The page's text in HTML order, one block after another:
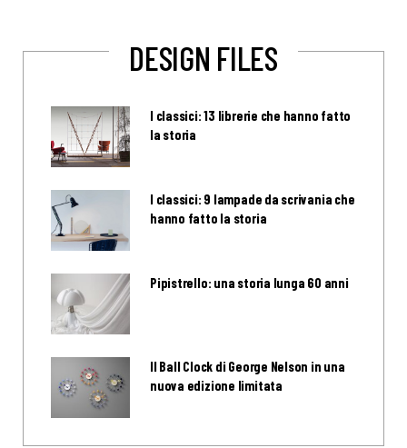
DESIGN FILES
I classici: 13 librerie che hanno fatto
la storia
I classici: 9 lampade da scrivania che
hanno fatto la storia
Pipistrello: una storia lunga 60 anni
Il Ball Clock di George Nelson in una
nuova edizione limitata